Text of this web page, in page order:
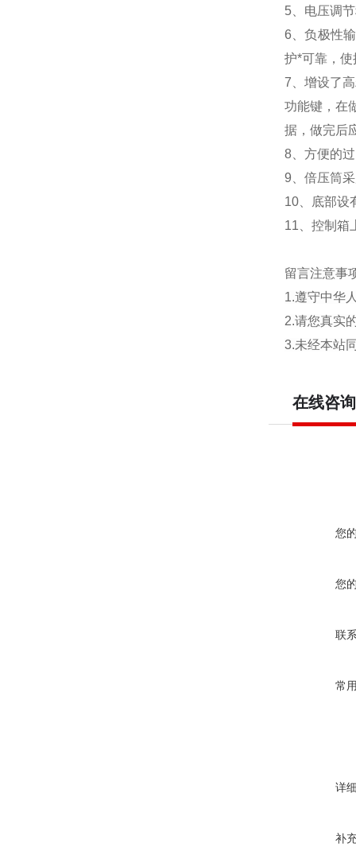
5、电压调
6、负极性
护*可靠，
7、增设了
功能键，在
据，做完后
8、方便的
9、倍压筒
10、底部设
11、控制箱
留言注意事
1.遵守中华
2.请您真实
3.未经本站
在线咨询
您
您
联
常
详
补